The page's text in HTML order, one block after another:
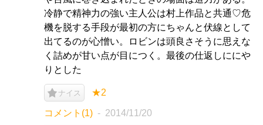
冷静で精神力の強い主人公は村上作品と共通♡危
機を脱する手段が最初の方にちゃんと伏線として
出てるのが心憎い。ロビンは頭良さそうに思えな
く詰めが甘い点が目につく。最後の仕返しににや
りとした
ナイス ★2
コメント(1) 2014/11/20